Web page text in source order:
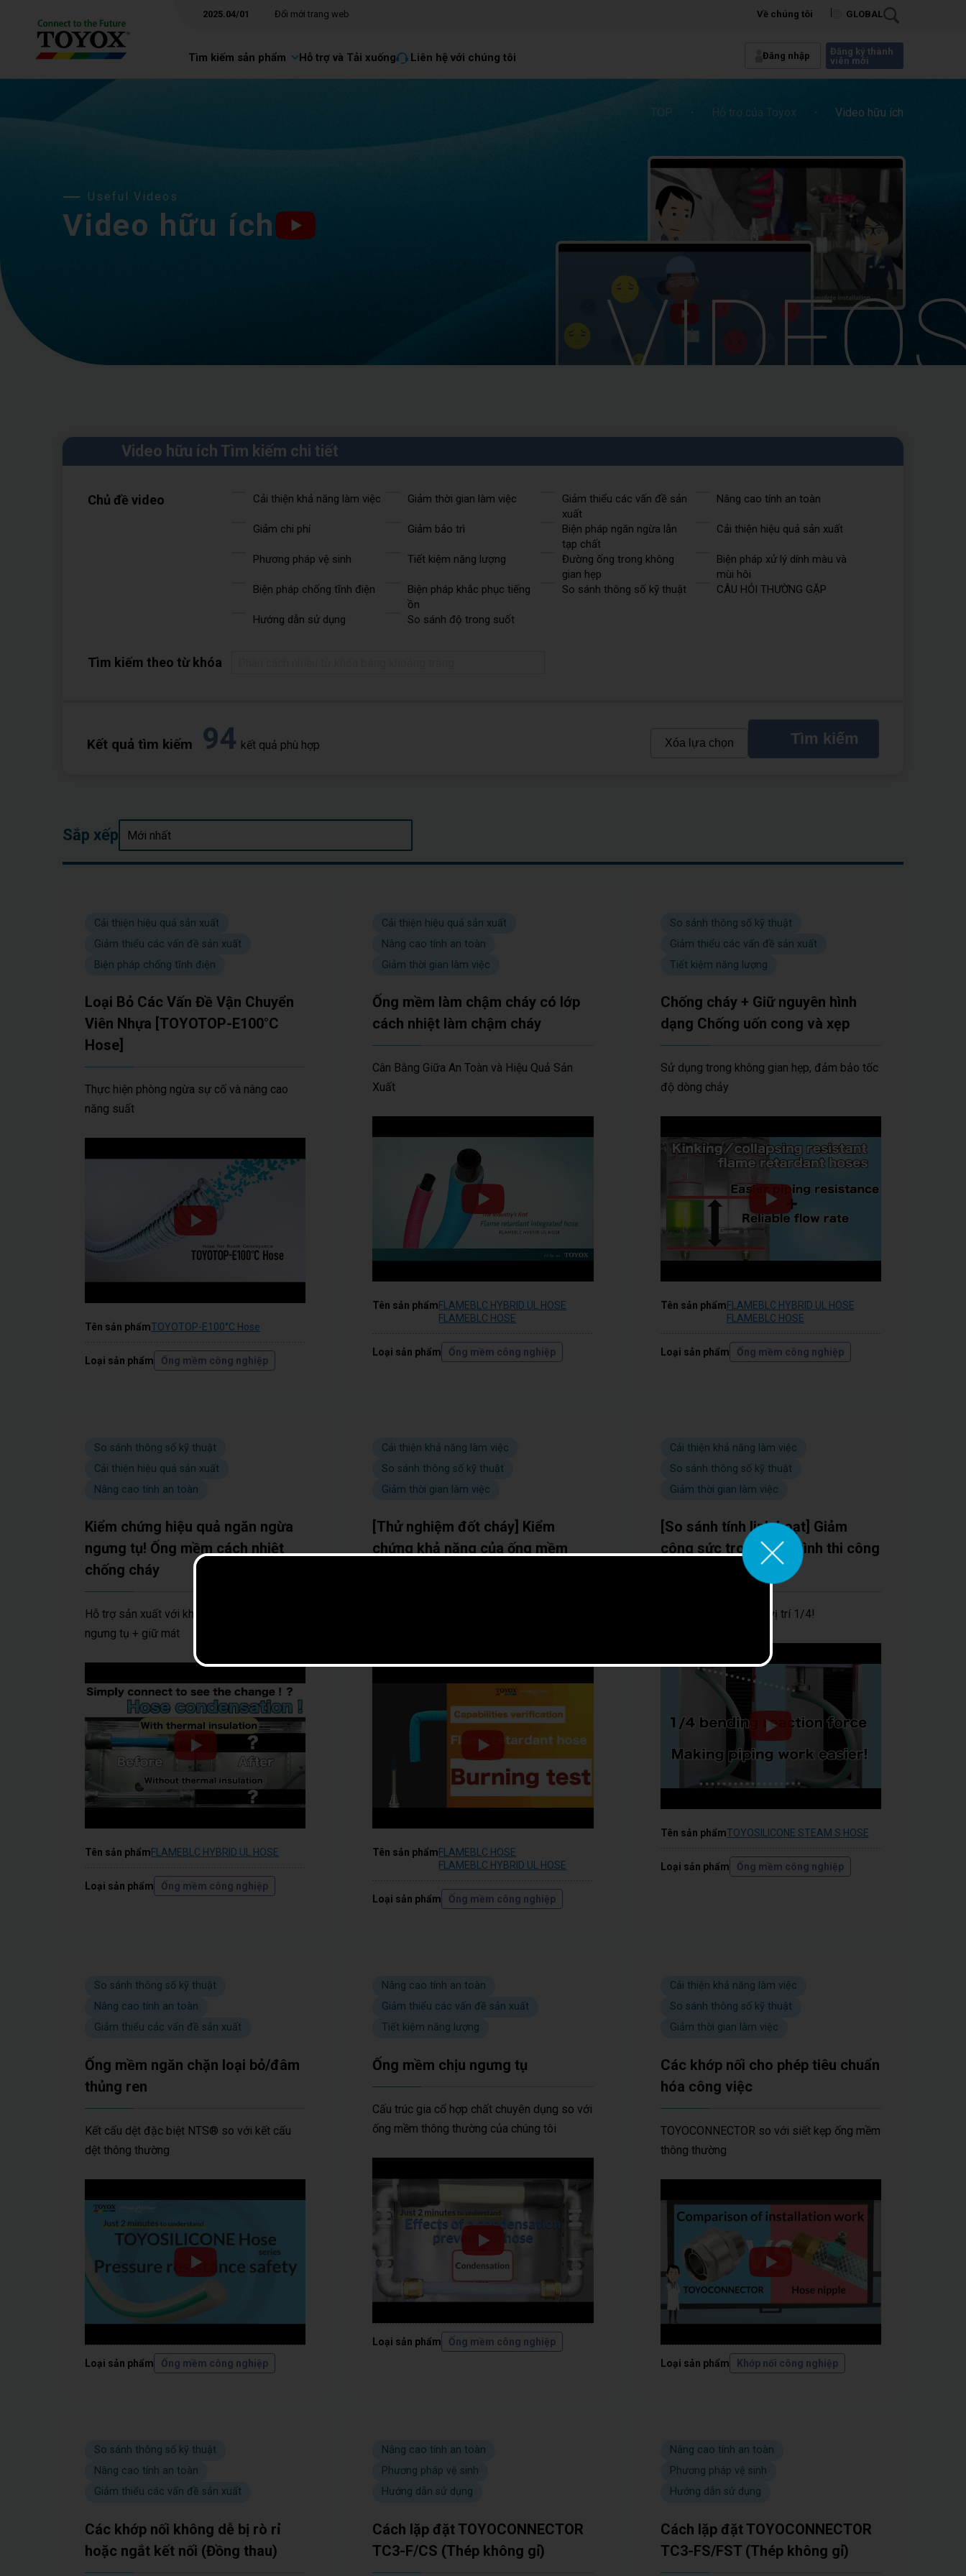
2025.04/01 Đổi mới trang web Về chúng tôi GLOBAL
Tìm kiếm sản phẩm Hỗ trợ và Tải xuống Liên hệ với chúng tôi Đăng nhập
Đăng ký thành
viên mới
TOP ・ Hỗ trợ của Toyox ・ Video hữu ích
Useful Videos
Video hữu ích
Video hữu ích Tìm kiếm chi tiết
Chủ đề video Cải thiện khả năng làm việc Giảm thời gian làm việc
Giảm thiểu các vấn đề sản
xuất
Nâng cao tính an toàn
Giảm chi phí Giảm bảo trì
Biện pháp ngăn ngừa lẫn
tạp chất
Cải thiện hiệu quả sản xuất
Phương pháp vệ sinh Tiết kiệm năng lượng
Đường ống trong không
gian hẹp
Biện pháp xử lý dính màu và
mùi hôi
Biện pháp chống tĩnh điện
Biện pháp khắc phục tiếng
ồn
So sánh thông số kỹ thuật CÂU HỎI THƯỜNG GẶP
Hướng dẫn sử dụng So sánh độ trong suốt
Tìm kiếm theo từ khóa
Kết quả tìm kiếm 94 kết quả phù hợp Xóa lựa chọn Tìm kiếm
Sắp xếp
Cải thiện hiệu quả sản xuất
Giảm thiểu các vấn đề sản xuất
Biện pháp chống tĩnh điện
Loại Bỏ Các Vấn Đề Vận Chuyển
Viên Nhựa [TOYOTOP-E100°C
Hose]
Thực hiện phòng ngừa sự cố và nâng cao
năng suất
Tên sản phẩmTOYOTOP-E100°C Hose
Loại sản phẩm Ống mềm công nghiệp
Cải thiện hiệu quả sản xuất
Nâng cao tính an toàn
Giảm thời gian làm việc
Ống mềm làm chậm cháy có lớp
cách nhiệt làm chậm cháy
Cân Bằng Giữa An Toàn và Hiệu Quả Sản
Xuất
Tên sản phẩmFLAMEBLC HYBRID UL HOSE
FLAMEBLC HOSE
Loại sản phẩm Ống mềm công nghiệp
So sánh thông số kỹ thuật
Giảm thiểu các vấn đề sản xuất
Tiết kiệm năng lượng
Chống cháy + Giữ nguyên hình
dạng Chống uốn cong và xẹp
Sử dụng trong không gian hẹp, đảm bảo tốc
độ dòng chảy
Tên sản phẩmFLAMEBLC HYBRID UL HOSE
FLAMEBLC HOSE
Loại sản phẩm Ống mềm công nghiệp
So sánh thông số kỹ thuật
Cải thiện hiệu quả sản xuất
Nâng cao tính an toàn
Kiểm chứng hiệu quả ngăn ngừa
ngưng tụ! Ống mềm cách nhiệt
chống cháy
Hỗ trợ sản xuất với khả năng ngăn ngừa
ngưng tụ + giữ mát
Tên sản phẩmFLAMEBLC HYBRID UL HOSE
Loại sản phẩm Ống mềm công nghiệp
Cải thiện khả năng làm việc
So sánh thông số kỹ thuật
Giảm thời gian làm việc
[Thử nghiệm đốt cháy] Kiểm
chứng khả năng của ống mềm
Tên sản phẩmFLAMEBLC HOSE
FLAMEBLC HYBRID UL HOSE
Loại sản phẩm Ống mềm công nghiệp
Cải thiện khả năng làm việc
So sánh thông số kỹ thuật
Giảm thời gian làm việc
[So sánh tính linh hoạt] Giảm
công sức trong quá trình thi công
Lực đẩy uốn cong tại vị trí 1/4!
Tên sản phẩmTOYOSILICONE STEAM S HOSE
Loại sản phẩm Ống mềm công nghiệp
So sánh thông số kỹ thuật
Nâng cao tính an toàn
Giảm thiểu các vấn đề sản xuất
Ống mềm ngăn chặn loại bỏ/đâm
thủng ren
Kết cấu dệt đặc biệt NTS® so với kết cấu
dệt thông thường
Loại sản phẩm Ống mềm công nghiệp
Nâng cao tính an toàn
Giảm thiểu các vấn đề sản xuất
Tiết kiệm năng lượng
Ống mềm chịu ngưng tụ
Cấu trúc gia cố hợp chất chuyên dụng so với
ống mềm thông thường của chúng tôi
Loại sản phẩm Ống mềm công nghiệp
Cải thiện khả năng làm việc
So sánh thông số kỹ thuật
Giảm thời gian làm việc
Các khớp nối cho phép tiêu chuẩn
hóa công việc
TOYOCONNECTOR so với siết kẹp ống mềm
thông thường
Loại sản phẩm Khớp nối công nghiệp
So sánh thông số kỹ thuật
Nâng cao tính an toàn
Giảm thiểu các vấn đề sản xuất
Các khớp nối không dễ bị rò rỉ
hoặc ngắt kết nối (Đồng thau)
Nâng cao tính an toàn
Phương pháp vệ sinh
Hướng dẫn sử dụng
Cách lặp đặt TOYOCONNECTOR
TC3-F/CS (Thép không gỉ)
Nâng cao tính an toàn
Phương pháp vệ sinh
Hướng dẫn sử dụng
Cách lặp đặt TOYOCONNECTOR
TC3-FS/FST (Thép không gỉ)